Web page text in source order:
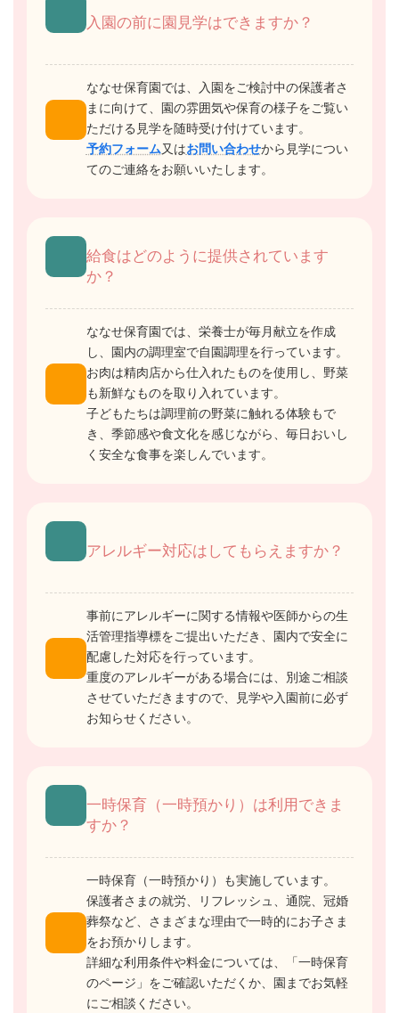
入園の前に園見学はできますか？
ななせ保育園では、入園をご検討中の保護者さ
まに向けて、園の雰囲気や保育の様子をご覧い
ただける見学を随時受け付けています。
予約フォーム又はお問い合わせから見学につい
てのご連絡をお願いいたします。
給食はどのように提供されています
か？
ななせ保育園では、栄養士が毎月献立を作成
し、園内の調理室で自園調理を行っています。
お肉は精肉店から仕入れたものを使用し、野菜
も新鮮なものを取り入れています。
子どもたちは調理前の野菜に触れる体験もで
き、季節感や食文化を感じながら、毎日おいし
く安全な食事を楽しんでいます。
アレルギー対応はしてもらえますか？
事前にアレルギーに関する情報や医師からの生
活管理指導標をご提出いただき、園内で安全に
配慮した対応を行っています。
重度のアレルギーがある場合には、別途ご相談
させていただきますので、見学や入園前に必ず
お知らせください。
一時保育（一時預かり）は利用できま
すか？
一時保育（一時預かり）も実施しています。
保護者さまの就労、リフレッシュ、通院、冠婚
葬祭など、さまざまな理由で一時的にお子さま
をお預かりします。
詳細な利用条件や料金については、「一時保育
のページ」をご確認いただくか、園までお気軽
にご相談ください。